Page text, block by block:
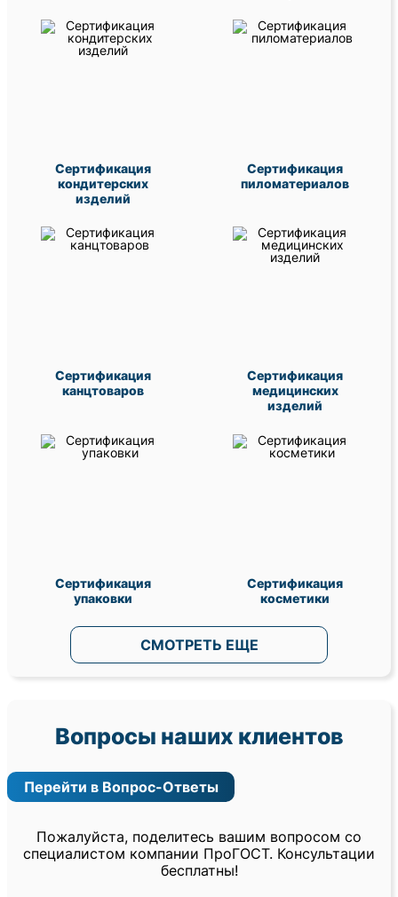
Сертификация
кондитерских
изделий
Сертификация
пиломатериалов
Сертификация
канцтоваров
Сертификация
медицинских
изделий
Сертификация
упаковки
Сертификация
косметики
СМОТРЕТЬ ЕЩЕ
Вопросы наших клиентов
Перейти в Вопрос-Ответы
Пожалуйста, поделитесь вашим вопросом со
специалистом компании ПроГОСТ. Консультации
бесплатны!